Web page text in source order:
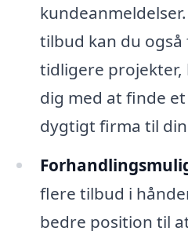
tilbud kan du
tidligere
dig med at finde
dygtigt firma til
flere tilbud i
bedre position til